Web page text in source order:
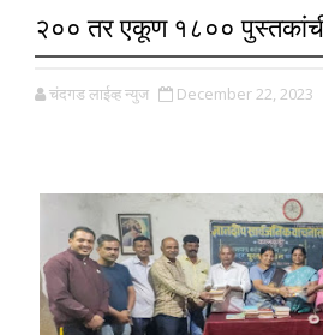
२०० तर एकूण १८००
चंदगड लाईव्ह न्युज December 22, 2023